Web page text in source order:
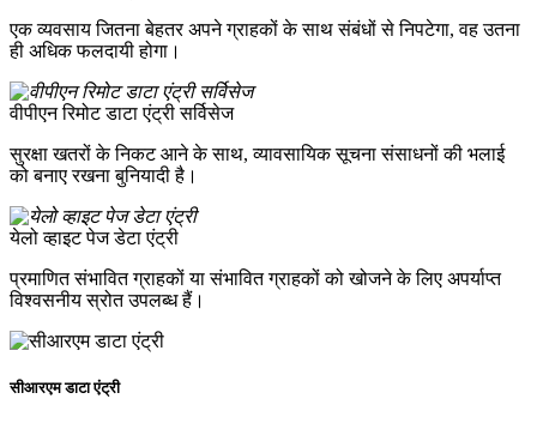
एक व्यवसाय जितना बेहतर अपने ग्राहकों के साथ संबंधों से निपटेगा, वह उतना
ही अधिक फलदायी होगा।
वीपीएन रिमोट डाटा एंट्री सर्विसेज
सुरक्षा खतरों के निकट आने के साथ, व्यावसायिक सूचना संसाधनों की भलाई
को बनाए रखना बुनियादी है।
येलो व्हाइट पेज डेटा एंट्री
प्रमाणित संभावित ग्राहकों या संभावित ग्राहकों को खोजने के लिए अपर्याप्त
विश्वसनीय स्रोत उपलब्ध हैं।
सीआरएम डाटा एंट्री